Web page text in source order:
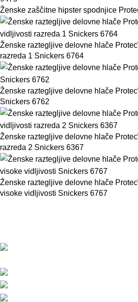
Ženske zaščitne hipster spodnjice
Ženske raztegljive delovne hlače
razreda 1 Snickers 6764
Ženske raztegljive delovne hlače
Snickers 6762
Ženske raztegljive delovne hlače
razreda 2 Snickers 6367
Ženske raztegljive delovne hlače
visoke vidljivosti Snickers 6767